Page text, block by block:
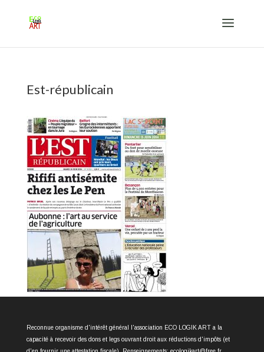
Est-républicain
Reconnue organisme d'intérêt général l'association ECO LOGIK ART a la
capacité à recevoir des dons et legs ouvrant droit aux réductions d'impôts (et